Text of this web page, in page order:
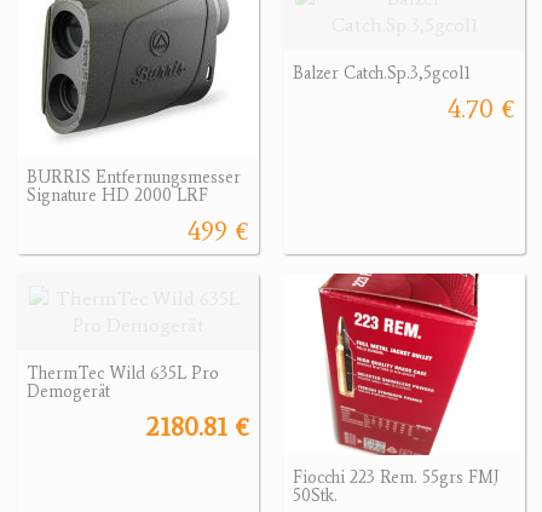
BURRIS Entfernungsmesser
Signature HD 2000 LRF
499 €
Balzer Catch.Sp.3,5gcol1
4.70 €
ThermTec Wild 635L Pro
Demogerät
2180.81 €
Fiocchi 223 Rem. 55grs FMJ
50Stk.